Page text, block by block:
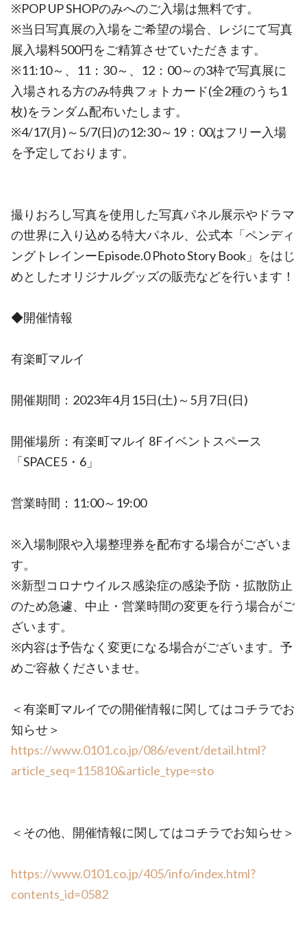
※POP UP SHOPのみへのご入場は無料です。
※当日写真展の入場をご希望の場合、レジにて写真
展入場料500円をご精算させていただきます。
※11:10～、11：30～、12：00～の3枠で写真展に
入場される方のみ特典フォトカード(全2種のうち1
枚)をランダム配布いたします。
※4/17(月)～5/7(日)の12:30～19：00はフリー入場
を予定しております。
撮りおろし写真を使用した写真パネル展示やドラマ
の世界に入り込める特大パネル、公式本「ペンディ
ングトレインーEpisode.0 Photo Story Book」をはじ
めとしたオリジナルグッズの販売などを行います！
◆開催情報
有楽町マルイ
開催期間：2023年4月15日(土)～5月7日(日)
開催場所：有楽町マルイ 8Fイベントスペース
「SPACE5・6」
営業時間：11:00～19:00
※入場制限や入場整理券を配布する場合がございま
す。
※新型コロナウイルス感染症の感染予防・拡散防止
のため急遽、中止・営業時間の変更を行う場合がご
ざいます。
※内容は予告なく変更になる場合がございます。予
めご容赦くださいませ。
＜有楽町マルイでの開催情報に関してはコチラでお
知らせ＞
https://www.0101.co.jp/086/event/detail.html?
article_seq=115810&article_type=sto
＜その他、開催情報に関してはコチラでお知らせ＞
https://www.0101.co.jp/405/info/index.html?
contents_id=0582